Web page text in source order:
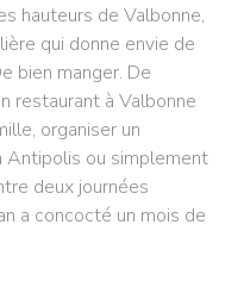
hauteurs de Valbonne,
qui donne envie de
bien manger. De
restaurant à Valbonne
organiser un
Antipolis ou simplement
deux journées
a concocté un mois de